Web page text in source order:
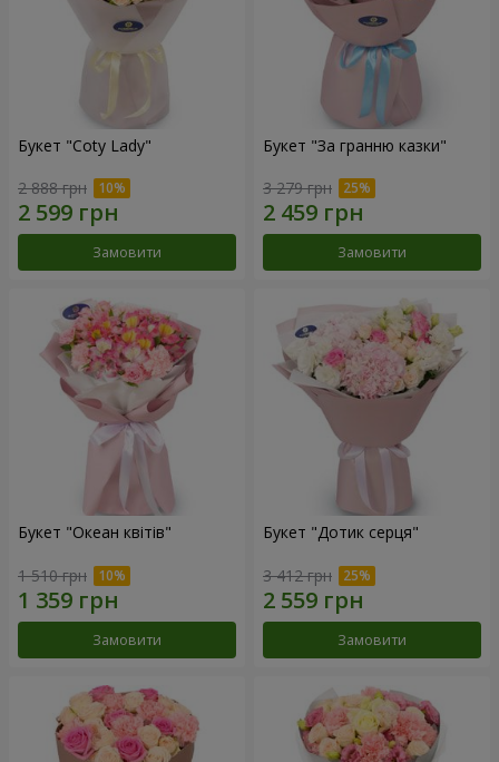
Букет "Coty Lady"
2 888 грн
Замовити
Букет "За гранню казки"
3 279 грн
Замовити
Букет "Океан квітів"
1 510 грн
Замовити
Букет "Дотик серця"
3 412 грн
Замовити